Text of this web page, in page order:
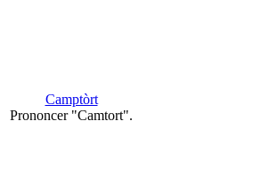
Camptòrt
Prononcer "Camtort".